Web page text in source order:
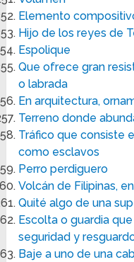
Elemento
Hijo de los reyes de
Espolique
Que ofrece gran
o labrada
En arquitectura,
Terreno donde
Tráfico que consiste
como esclavos
Perro perdiguero
Volcán de Filipinas,
Quité algo de una
Escolta o guardia
seguridad y
Baje a uno de una